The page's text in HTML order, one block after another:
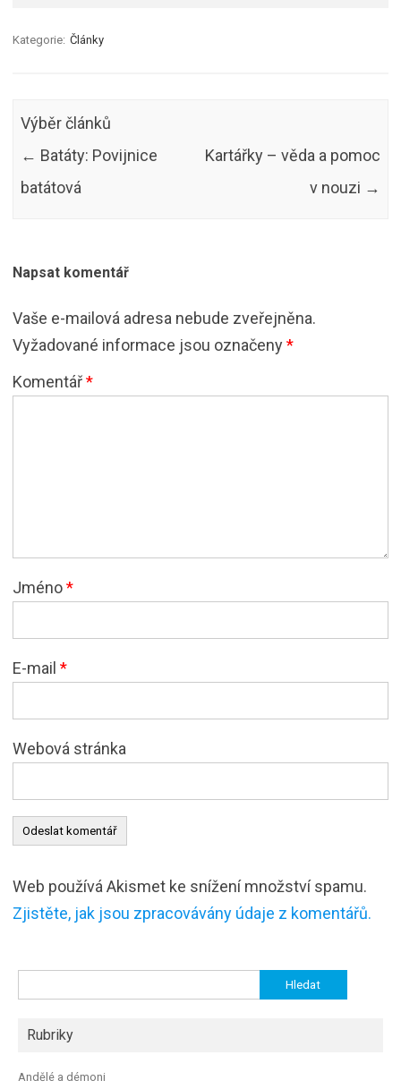
Kategorie: Články
Výběr článků
← Batáty: Povijnice
batátová
Kartářky – věda a pomoc
v nouzi →
Napsat komentář
Vaše e-mailová adresa nebude zveřejněna.
Vyžadované informace jsou označeny*
Komentář*
Jméno*
E-mail *
Webová stránka
Web používá Akismet ke snížení množství spamu.
Zjistěte, jak jsou zpracovávány údaje z komentářů.
Rubriky
Andělé a démoni